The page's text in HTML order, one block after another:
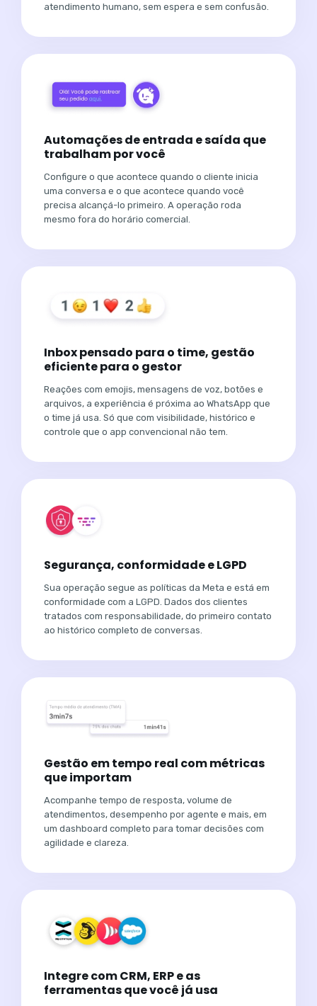
atendimento humano, sem espera e sem confusão.
Automações de entrada e saída que
trabalham por você
Configure o que acontece quando o cliente inicia
uma conversa e o que acontece quando você
precisa alcançá-lo primeiro. A operação roda
mesmo fora do horário comercial.
Inbox pensado para o time, gestão
eficiente para o gestor
Reações com emojis, mensagens de voz, botões e
arquivos, a experiência é próxima ao WhatsApp que
o time já usa. Só que com visibilidade, histórico e
controle que o app convencional não tem.
Segurança, conformidade e LGPD
Sua operação segue as políticas da Meta e está em
conformidade com a LGPD. Dados dos clientes
tratados com responsabilidade, do primeiro contato
ao histórico completo de conversas.
Gestão em tempo real com métricas
que importam
Acompanhe tempo de resposta, volume de
atendimentos, desempenho por agente e mais, em
um dashboard completo para tomar decisões com
agilidade e clareza.
Integre com CRM, ERP e as
ferramentas que você já usa